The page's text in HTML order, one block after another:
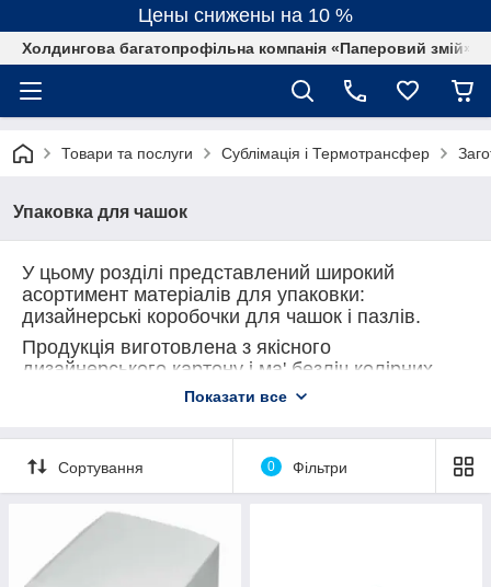
Цены снижены на 10 %
Холдингова багатопрофільна компанія «Паперовий змій»
Товари та послуги Сублімація і Термотрансфер
Упаковка для чашок
У цьому розділі представлений широкий
асортимент матеріалів для упаковки:
дизайнерські коробочки для чашок і пазлів.
Продукція виготовлена з якісного
дизайнерського картону і ма' безліч колірних
Вам не знайти. Гарантуємоіндивідуальний
підхід і швидку доставку.
Показати все
Сортування 0 Фільтри